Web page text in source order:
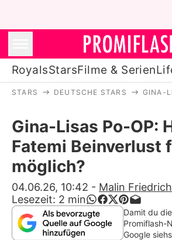
RoyalsStarsFilme & Serien
Stars
Filme & Serien
Lifestyle
Familie & Liebe
Promiflash
STARS DEUTSCHE STARS GINA-
Gina-Lisas Po-OP:
Fatemi Beinverlust
möglich?
04.06.26, 10:42 - Malin Friedrich
Lesezeit: 2 min
Damit du
Promiflash-
Google